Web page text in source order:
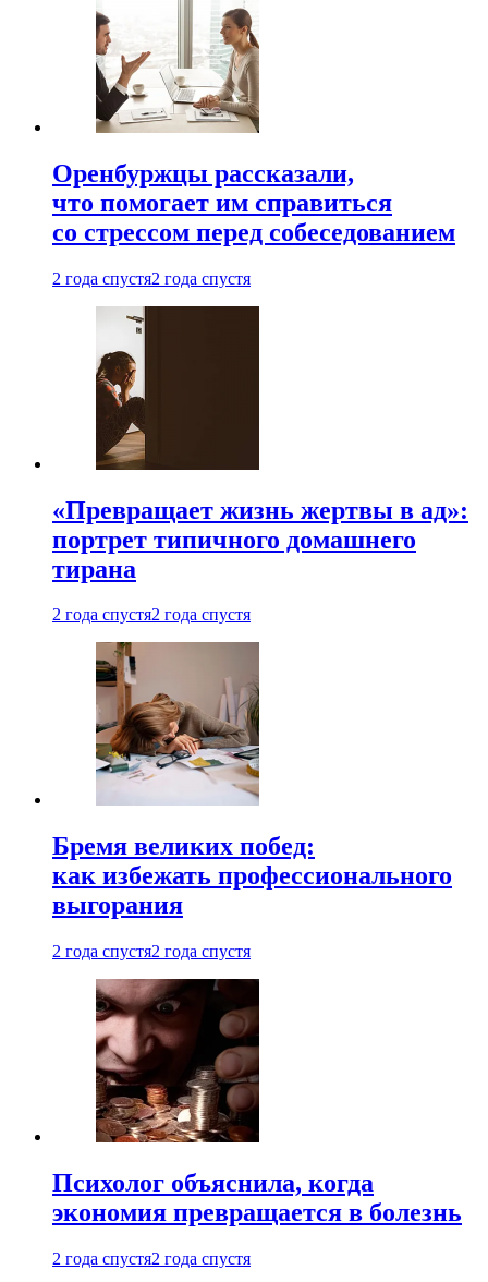
Оренбуржцы рассказали,
что помогает им справиться
со стрессом перед собеседованием
2 года спустя2 года спустя
«Превращает жизнь жертвы в ад»:
портрет типичного домашнего
тирана
2 года спустя2 года спустя
Бремя великих побед:
как избежать профессионального
выгорания
2 года спустя2 года спустя
Психолог объяснила, когда
экономия превращается в болезнь
2 года спустя2 года спустя